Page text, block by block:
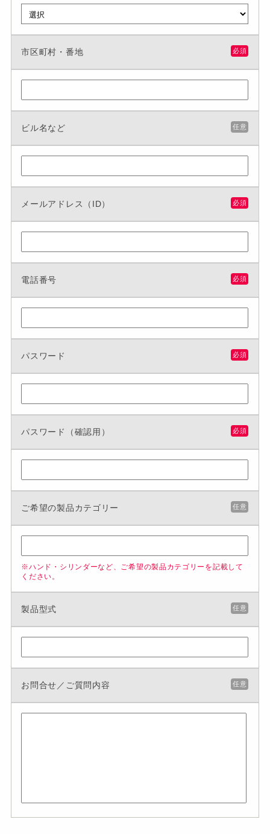
市区町村・番地 必須
ビル名など 任意
メールアドレス（ID） 必須
電話番号 必須
パスワード 必須
パスワード（確認用） 必須
ご希望の製品カテゴリー 任意
※ハンド・シリンダーなど、ご希望の製品カテゴリーを記載して
ください。
製品型式 任意
お問合せ／ご質問内容 任意